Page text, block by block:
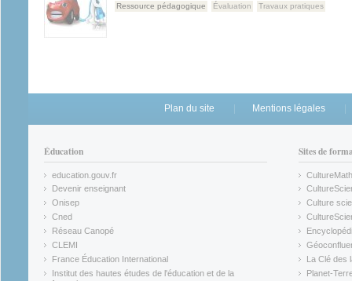
Ressource pédagogique Évaluation Travaux pratiques
Plan du site Mentions légales
Éducation
education.gouv.fr
(link is external)
Devenir enseignant
(link is external)
Onisep
(link is external)
Cned
(link is external)
Réseau Canopé
(link is external)
CLEMI
(link is external)
France Éducation International
(link is external)
Institut des hautes études de l'éducation et de la
Sites de
CultureMath
(link is
(link is
Culture
(link is
(link is
(link is
La Clé des
(link is
Planet-